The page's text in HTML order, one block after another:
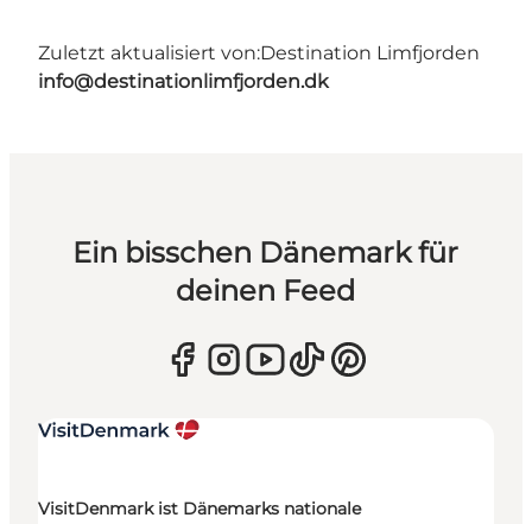
Zuletzt aktualisiert von:Destination Limfjorden
info@destinationlimfjorden.dk
Ein bisschen Dänemark für
deinen Feed
VisitDenmark ist Dänemarks nationale